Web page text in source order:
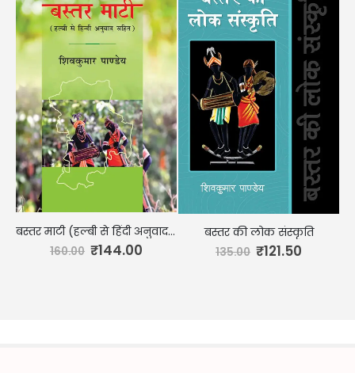
बस्तर माटी (हल्बी से हिंदी अनुवाद सहित)
160.00 ₹144.00
बस्तर की लोक संस्कृति
135.00 ₹121.50